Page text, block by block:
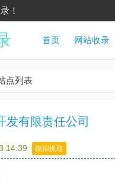
！
首页 网站收录
点列表
发有限责任公司
14:39 模拟抓取